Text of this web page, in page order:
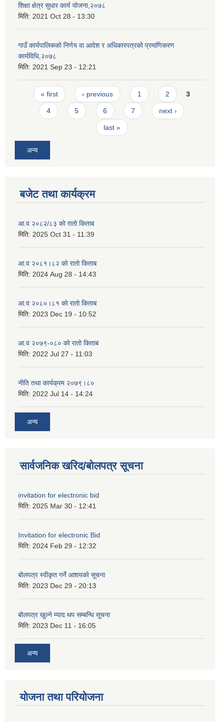
शिक्षा क्षेत्र सुधार कार्य योजना,२०७८
मिति: 2021 Oct 28 - 13:30
गाउँ कार्यपालिकको निर्णय वा आदेश र अधिकारपत्रको प्रमाणिकरण
कार्यविधि,२०७८
मिति: 2021 Sep 23 - 12:21
Pages
« first ‹ previous 1 2 3
4 5 6 7 next ›
last »
अन्य
बजेट तथा कार्यक्रम
आ.व २०८२/८३ को रातो किताब
मिति: 2025 Oct 31 - 11:39
आ.व २०८१।८२ को रातो किताब
मिति: 2024 Aug 28 - 14:43
आ.व २०८०।८१ को रातो किताब
मिति: 2023 Dec 19 - 10:52
आ.व २०७९-०८० को रातो किताब
मिति: 2022 Jul 27 - 11:03
नीति तथा कार्यक्रम २०७९।८०
मिति: 2022 Jul 14 - 14:24
अन्य
सार्वजनिक खरिद/बोलपत्र सूचना
invitation for electronic bid
मिति: 2025 Mar 30 - 12:41
Invitation for electronic Bid
मिति: 2024 Feb 29 - 12:32
बोलपत्र स्वीकृत गर्ने आशयको सूचना
मिति: 2023 Dec 29 - 20:13
बोलपत्र खुल्ने म्याद थप सम्बन्धि सूचना
मिति: 2023 Dec 11 - 16:05
अन्य
योजना तथा परियोजना